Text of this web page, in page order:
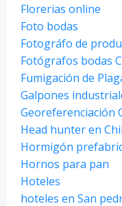
Florerias online
Foto bodas
Fotográfo de
Fotógrafos bodas
Fumigación de
Galpones
Georeferenciación
Head hunter en
Hormigón
Hornos para pan
Hoteles
hoteles en San